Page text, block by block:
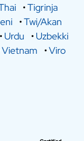
•Tigrinja
•Twi/Akan
•Urdu •Uzbekki
Vietnam •Viro